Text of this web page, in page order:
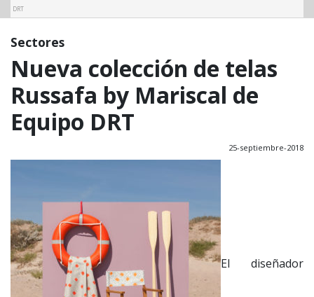
DRT
Sectores
Nueva colección de telas
Russafa by Mariscal de
Equipo DRT
25-septiembre-2018
El diseñador